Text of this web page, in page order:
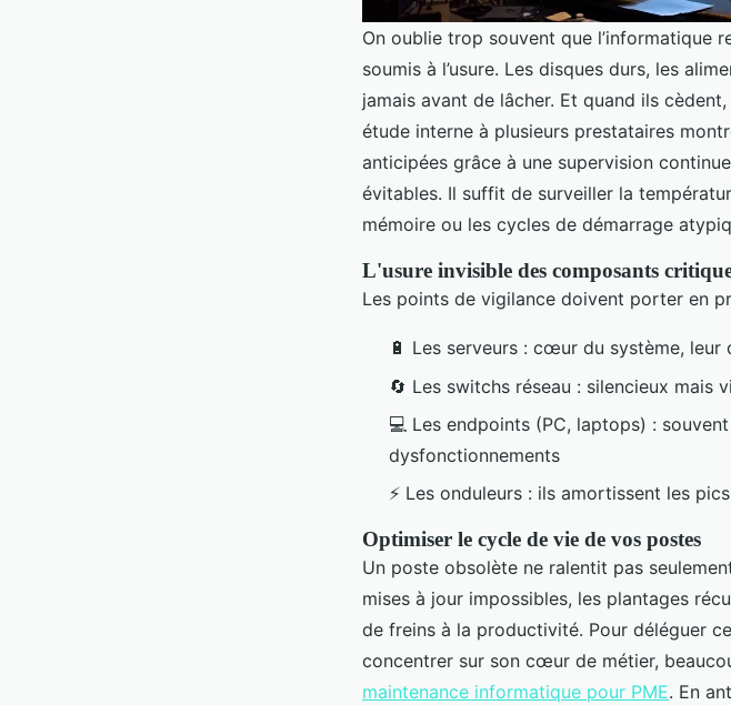
On oublie trop souvent que l’informatique
soumis à l’usure. Les disques durs, les
jamais avant de lâcher. Et quand ils
étude interne à plusieurs prestataires
anticipées grâce à une supervision
évitables. Il suffit de surveiller la
mémoire ou les cycles de démarrage
L'usure invisible des composants
Les points de vigilance doivent porter en
🔋 Les serveurs : cœur du système, leur
🔄 Les switchs réseau : silencieux mais
💻 Les endpoints (PC, laptops) :
dysfonctionnements
⚡ Les onduleurs : ils amortissent les
Optimiser le cycle de vie de vos postes
Un poste obsolète ne ralentit pas
mises à jour impossibles, les plantages
de freins à la productivité. Pour déléguer
concentrer sur son cœur de métier,
maintenance informatique pour PME. En